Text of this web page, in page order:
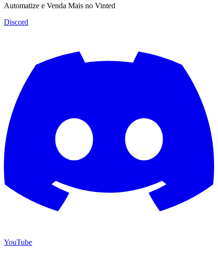
Automatize e Venda Mais no Vinted
Discord
YouTube